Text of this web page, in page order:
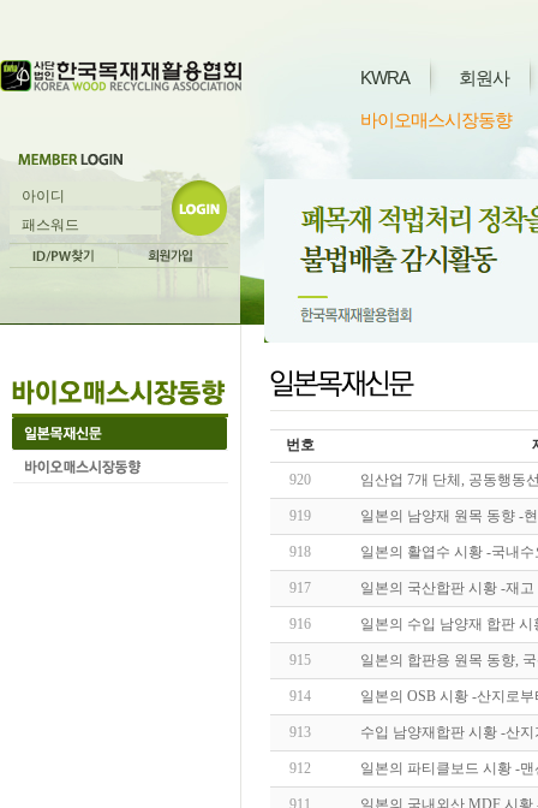
KWRA 회원사
바이오매스시장동향
번호
920 임산업 7개 단체, 공동행동
919 일본의 남양재 원목 동향 -
918 일본의 활엽수 시황 -국내
917 일본의 국산합판 시황 -재
916 일본의 수입 남양재 합판
915 일본의 합판용 원목 동향,
914 일본의 OSB 시황 -산지로
913 수입 남양재합판 시황 -산
912 일본의 파티클보드 시황 -